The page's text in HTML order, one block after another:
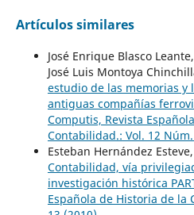
Artículos similares
José Enrique Blasco
José Luis Montoya
estudio de las memorias y
antiguas compañías
Computis, Revista
Contabilidad.: Vol. 12
Esteban Hernández Esteve,
Contabilidad, vía
investigación histórica
Española de Historia de la